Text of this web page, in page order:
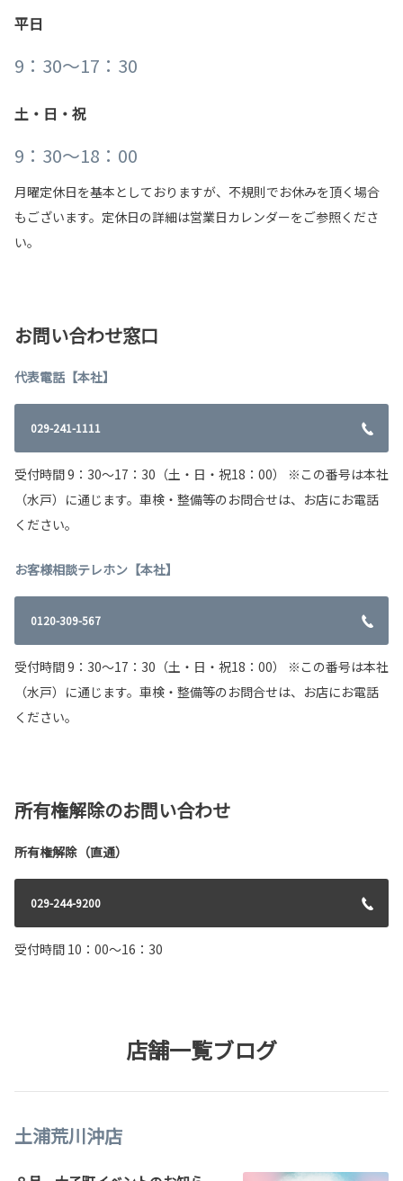
平日
9：30～17：30
土・日・祝
9：30～18：00
月曜定休日を基本としておりますが、不規則でお休みを頂く場合
もございます。定休日の詳細は営業日カレンダーをご参照くださ
い。
お問い合わせ窓口
代表電話【本社】
029-241-1111
受付時間 9：30～17：30（土・日・祝18：00） ※この番号は本社
（水戸）に通じます。車検・整備等のお問合せは、お店にお電話
ください。
お客様相談テレホン【本社】
0120-309-567
受付時間 9：30～17：30（土・日・祝18：00） ※この番号は本社
（水戸）に通じます。車検・整備等のお問合せは、お店にお電話
ください。
所有権解除のお問い合わせ
所有権解除（直通）
029-244-9200
受付時間 10：00～16：30
店舗一覧ブログ
土浦荒川沖店